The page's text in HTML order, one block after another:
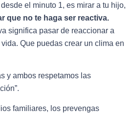
el minuto 1, es mirar a tu hijo,
que no te haga ser reactiva.
significa pasar de reaccionar a
Que puedas crear un clima en
y ambos respetamos las
familiares, los prevengas